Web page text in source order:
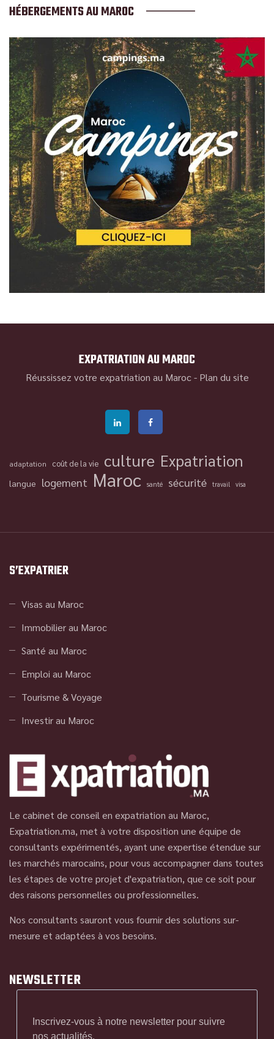
HÉBERGEMENTS AU MAROC
EXPATRIATION AU MAROC
Réussissez votre expatriation au Maroc - Plan du site
adaptation coût de la vie culture Expatriation
langue logement Maroc santé sécurité travail visa
S’EXPATRIER
Visas au Maroc
Immobilier au Maroc
Santé au Maroc
Emploi au Maroc
Tourisme & Voyage
Investir au Maroc
Le cabinet de conseil en expatriation au Maroc,
Expatriation.ma, met à votre disposition une équipe de
consultants expérimentés, ayant une expertise étendue sur
les marchés marocains, pour vous accompagner dans toutes
les étapes de votre projet d'expatriation, que ce soit pour
des raisons personnelles ou professionnelles.
Nos consultants sauront vous fournir des solutions sur-
mesure et adaptées à vos besoins.
NEWSLETTER
Inscrivez-vous à notre newsletter pour suivre
nos actualités.